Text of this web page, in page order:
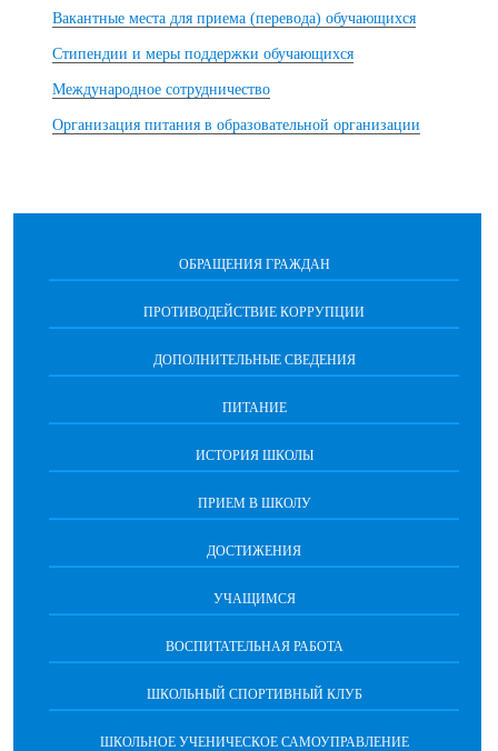
Вакантные места для приема (перевода) обучающихся
Стипендии и меры поддержки обучающихся
Международное сотрудничество
Организация питания в образовательной организации
ОБРАЩЕНИЯ ГРАЖДАН
ПРОТИВОДЕЙСТВИЕ КОРРУПЦИИ
ДОПОЛНИТЕЛЬНЫЕ СВЕДЕНИЯ
ПИТАНИЕ
ИСТОРИЯ ШКОЛЫ
ПРИЕМ В ШКОЛУ
ДОСТИЖЕНИЯ
УЧАЩИМСЯ
ВОСПИТАТЕЛЬНАЯ РАБОТА
ШКОЛЬНЫЙ СПОРТИВНЫЙ КЛУБ
ШКОЛЬНОЕ УЧЕНИЧЕСКОЕ САМОУПРАВЛЕНИЕ